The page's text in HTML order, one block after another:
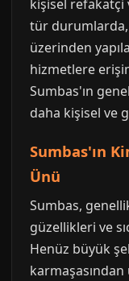
kişisel refakatçi
tür
üzerinden
hizmetlere
Sumbas'ın
daha kişisel ve
Sumbas'ın
Ünü
Sumbas,
güzellikleri ve
Henüz büyük
karmaşasından